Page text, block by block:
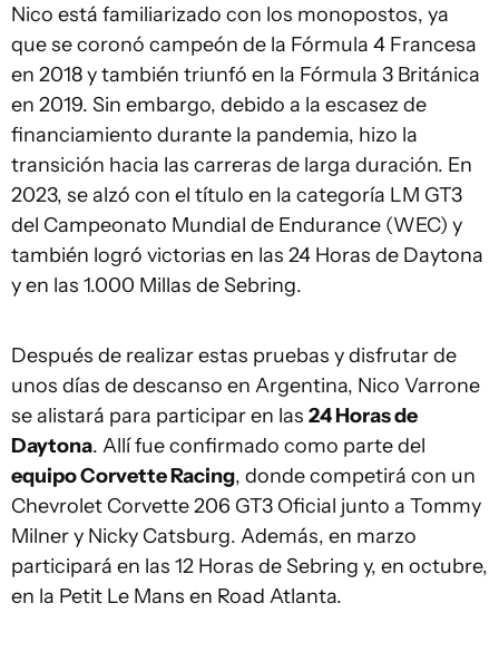
Nico está familiarizado con los monopostos, ya
que se coronó campeón de la Fórmula 4 Francesa
en 2018 y también triunfó en la Fórmula 3 Británica
en 2019. Sin embargo, debido a la escasez de
financiamiento durante la pandemia, hizo la
transición hacia las carreras de larga duración. En
2023, se alzó con el título en la categoría LM GT3
del Campeonato Mundial de Endurance (WEC) y
también logró victorias en las 24 Horas de Daytona
y en las 1.000 Millas de Sebring.
Después de realizar estas pruebas y disfrutar de
unos días de descanso en Argentina, Nico Varrone
se alistará para participar en las 24 Horas de
Daytona. Allí fue confirmado como parte del
equipo Corvette Racing, donde competirá con un
Chevrolet Corvette 206 GT3 Oficial junto a Tommy
Milner y Nicky Catsburg. Además, en marzo
participará en las 12 Horas de Sebring y, en octubre,
en la Petit Le Mans en Road Atlanta.